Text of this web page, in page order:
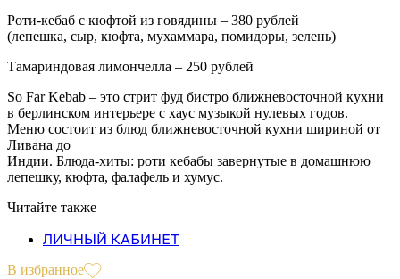
Роти-кебаб с кюфтой из говядины – 380 рублей
(лепешка, сыр, кюфта, мухаммара, помидоры, зелень)
Тамариндовая лимончелла – 250 рублей
So Far Kebab – это стрит фуд бистро ближневосточной кухни
в берлинском интерьере с хаус музыкой нулевых годов.
Меню состоит из блюд ближневосточной кухни шириной от
Ливана до
Индии. Блюда-хиты: роти кебабы завернутые в домашнюю
лепешку, кюфта, фалафель и хумус.
Читайте также
ЛИЧНЫЙ КАБИНЕТ
В избранное